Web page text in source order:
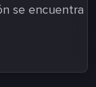
se encuentra